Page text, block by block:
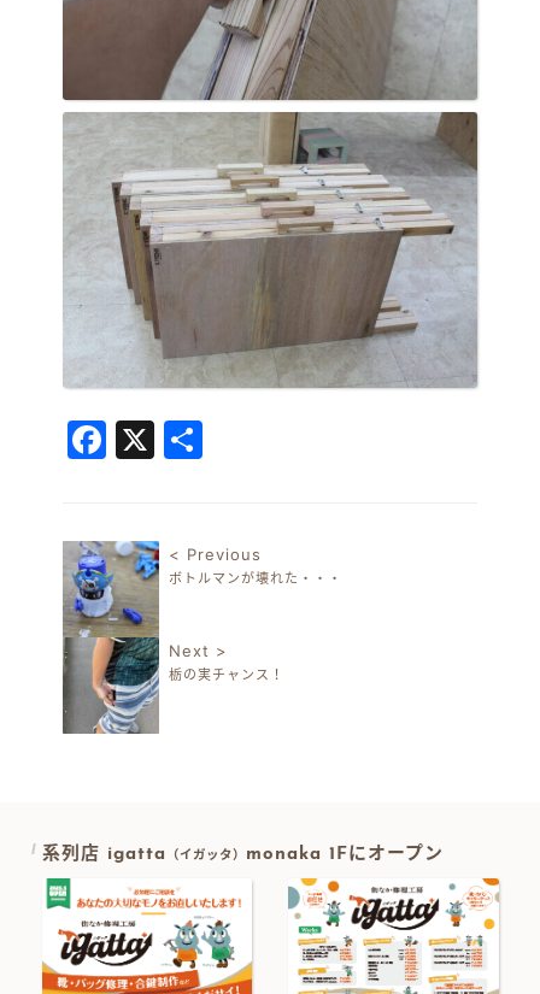
Facebook
X
投稿ナビゲーション
< Previous
ボトルマンが壊れた・・・
Next >
栃の実チャンス！
系列店 igatta （イガッタ） monaka 1Fにオープン